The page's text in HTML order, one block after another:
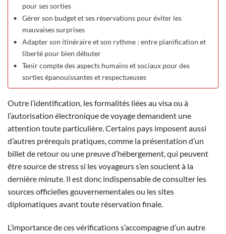
pour ses sorties
Gérer son budget et ses réservations pour éviter les
mauvaises surprises
Adapter son itinéraire et son rythme : entre planification et
liberté pour bien débuter
Tenir compte des aspects humains et sociaux pour des
sorties épanouissantes et respectueuses
Outre l’identification, les formalités liées au visa ou à
l’autorisation électronique de voyage demandent une
attention toute particulière. Certains pays imposent aussi
d’autres prérequis pratiques, comme la présentation d’un
billet de retour ou une preuve d’hébergement, qui peuvent
être source de stress si les voyageurs s’en soucient à la
dernière minute. Il est donc indispensable de consulter les
sources officielles gouvernementales ou les sites
diplomatiques avant toute réservation finale.
L’importance de ces vérifications s’accompagne d’un autre